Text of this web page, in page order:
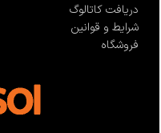
دریافت کاتالوگ
شرایط و قوانین
فروشگاه